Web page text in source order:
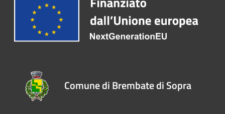
Comune di Brembate di Sopra